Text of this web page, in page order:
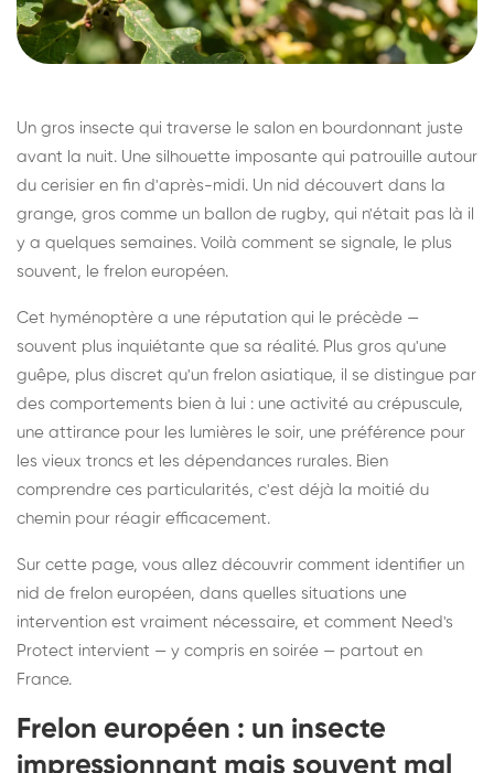
Un gros insecte qui traverse le salon en bourdonnant juste
avant la nuit. Une silhouette imposante qui patrouille autour
du cerisier en fin d'après-midi. Un nid découvert dans la
grange, gros comme un ballon de rugby, qui n'était pas là il
y a quelques semaines. Voilà comment se signale, le plus
souvent, le frelon européen.
Cet hyménoptère a une réputation qui le précède —
souvent plus inquiétante que sa réalité. Plus gros qu'une
guêpe, plus discret qu'un frelon asiatique, il se distingue par
des comportements bien à lui : une activité au crépuscule,
une attirance pour les lumières le soir, une préférence pour
les vieux troncs et les dépendances rurales. Bien
comprendre ces particularités, c'est déjà la moitié du
chemin pour réagir efficacement.
Sur cette page, vous allez découvrir comment identifier un
nid de frelon européen, dans quelles situations une
intervention est vraiment nécessaire, et comment Need's
Protect intervient — y compris en soirée — partout en
France.
Frelon européen : un insecte
impressionnant mais souvent mal